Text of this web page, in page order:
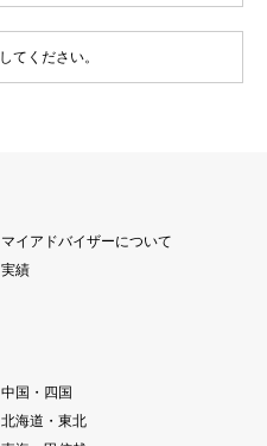
してください。
マイアドバイザーについて
実績
中国・四国
北海道・東北